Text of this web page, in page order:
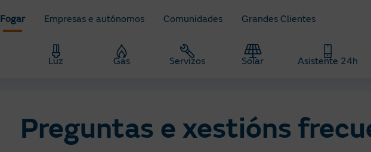
Fogar Empresas e autónomos Comunidades Grandes Clientes
Luz Gas Servizos Solar Asistente 24h
Preguntas e xestións